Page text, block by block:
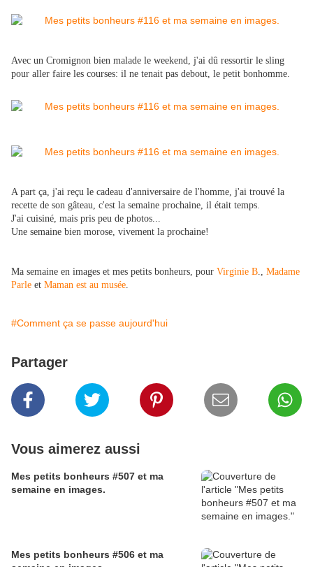
Avec un Cromignon bien malade le weekend, j'ai dû ressortir le sling
pour aller faire les courses: il ne tenait pas debout, le petit bonhomme.
A part ça, j'ai reçu le cadeau d'anniversaire de l'homme, j'ai trouvé la
recette de son gâteau, c'est la semaine prochaine, il était temps.
J'ai cuisiné, mais pris peu de photos...
Une semaine bien morose, vivement la prochaine!
Ma semaine en images et mes petits bonheurs, pour Virginie B., Madame
Parle et Maman est au musée.
#Comment ça se passe aujourd'hui
Partager
Vous aimerez aussi
Mes petits bonheurs #507 et ma
semaine en images.
Mes petits bonheurs #506 et ma